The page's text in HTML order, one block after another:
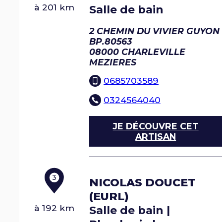
à 201 km
Salle de bain
2 CHEMIN DU VIVIER GUYON
BP.80563
08000 CHARLEVILLE
MEZIERES
0685703589
0324564040
JE DÉCOUVRE CET
ARTISAN
3
à 192 km
NICOLAS DOUCET
(EURL)
Salle de bain |